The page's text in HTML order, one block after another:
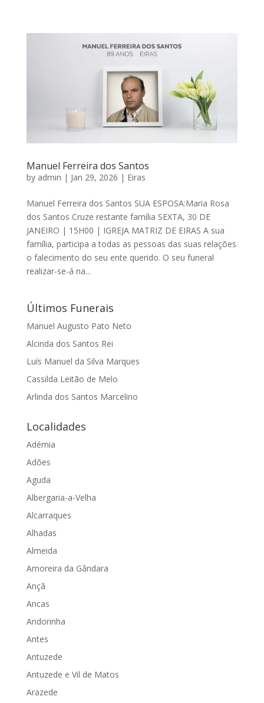
PSICOLOGIA DO LUTO
NECROLOGIA
BLOG
CONTACTOS
Manuel Ferreira dos Santos
by admin | Jan 29, 2026 | Eiras
Manuel Ferreira dos Santos SUA ESPOSA:Maria Rosa
dos Santos Cruze restante família SEXTA, 30 DE
JANEIRO | 15H00 | IGREJA MATRIZ DE EIRAS A sua
família, participa a todas as pessoas das suas relações
o falecimento do seu ente querido. O seu funeral
realizar-se-á na...
Últimos Funerais
Manuel Augusto Pato Neto
Alcinda dos Santos Rei
Luís Manuel da Silva Marques
Cassilda Leitão de Melo
Arlinda dos Santos Marcelino
Localidades
Adémia
Adões
Aguda
Albergaria-a-Velha
Alcarraques
Alhadas
Almeida
Amoreira da Gândara
Ançã
Ancas
Andorinha
Antes
Antuzede
Antuzede e Vil de Matos
Arazede